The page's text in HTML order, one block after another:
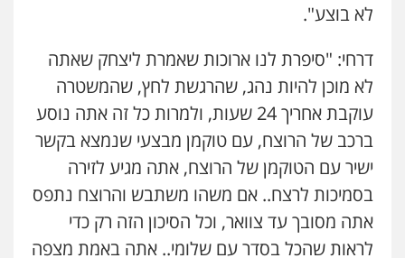
לא בוצע".
דרחי: "סיפרת לנו ארוכות שאמרת ליצחק שאתה
לא מוכן להיות נהג, שהרגשת לחץ, שהמשטרה
עוקבת אחריך 24 שעות, ולמרות כל זה אתה נוסע
ברכב של הרוצח, עם טוקמן מבצעי שנמצא בקשר
ישיר עם הטוקמן של הרוצח, אתה מגיע לזירה
בסמיכות לרצח.. אם משהו משתבש והרוצח נתפס
אתה מסובך עד צוואר, וכל הסיכון הזה רק כדי
לראות שהכל בסדר עם שלומי.. אתה באמת מצפה